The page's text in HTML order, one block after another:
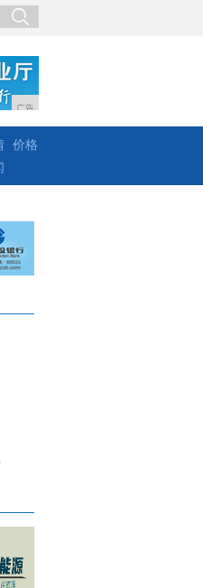
广告
价格